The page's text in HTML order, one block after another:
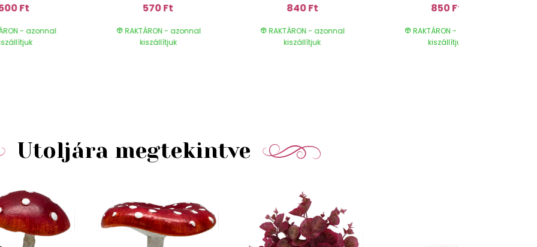
Ft
- azonnal
570 Ft
RAKTÁRON - azonnal
kiszállítjuk
840 Ft
RAKTÁRON - azonnal
kiszállítjuk
850 Ft
RAKTÁRON - azonnal
kiszállítjuk
Utoljára megtekintve